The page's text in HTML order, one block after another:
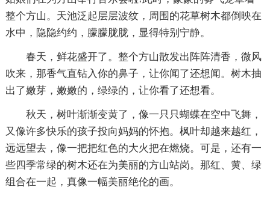
整个方山。天池泛起层层波纹，周围的花草树木都倒映在
水中，隐隐约约，朦朦胧胧，显得特别宁静。
春天，鲜花盛开了。整个方山散发出阵阵清香，微风
吹来，那香气直钻入你的鼻子，让你闻了还想闻。树木抽
出了嫩芽，嫩嫩的，绿绿的，让你看了还想看。
秋天，树叶渐渐变黄了，像一只只蝴蝶在空中飞舞，
又像许多快乐的孩子投向妈妈的怀抱。枫叶却越来越红，
远远望去，像一把把红色的大火把在燃烧。可是，还有一
些四季常绿的树木还在为美丽的方山站岗。那红、黄、绿
组合在一起，真像一幅美丽绝伦的画。